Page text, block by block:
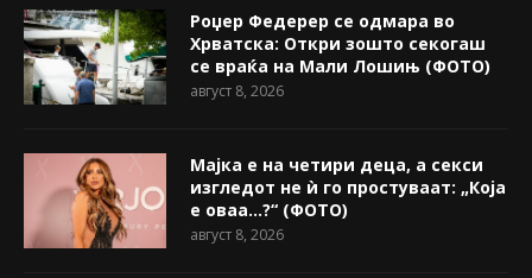
Роџер Федерер се одмара во
Хрватска: Откри зошто секогаш
се враќа на Мали Лошињ (ФОТО)
август 8, 2026
Мајка е на четири деца, а секси
изгледот не ѝ го простуваат: „Која
е оваа…?“ (ФОТО)
август 8, 2026